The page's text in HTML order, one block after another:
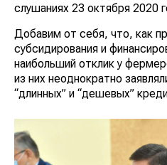
слушаниях 23 октября 2020
Добавим от себя, что, как
субсидирования и
наибольший отклик у
из них неоднократно
“длинных” и “дешевых”